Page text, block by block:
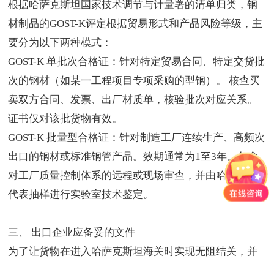
根据哈萨克斯坦国家技术调节与计量署的清单归类，钢
材制品的GOST-K评定根据贸易形式和产品风险等级，主
要分为以下两种模式：
GOST-K 单批次合格证：针对特定贸易合同、特定交货批
次的钢材（如某一工程项目专项采购的型钢）。 核查买
卖双方合同、发票、出厂材质单，核验批次对应关系。
证书仅对该批货物有效。
GOST-K 批量型合格证：针对制造工厂连续生产、高频次
出口的钢材或标准钢管产品。效期通常为1至3年。包含
对工厂质量控制体系的远程或现场审查，并由哈国授权
代表抽样进行实验室技术鉴定。
三、 出口企业应备妥的文件
为了让货物在进入哈萨克斯坦海关时实现无阻结关，并